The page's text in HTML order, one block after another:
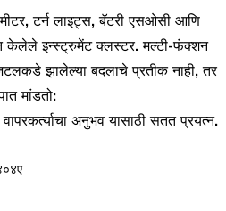
टर्न लाइट्स, बॅटरी एसओसी आणि
केलेले इन्स्ट्रुमेंट क्लस्टर. मल्टी-फंक्शन
झालेल्या बदलाचे प्रतीक नाही, तर
मांडतो:
वापरकर्त्याचा अनुभव यासाठी सतत प्रयत्न.